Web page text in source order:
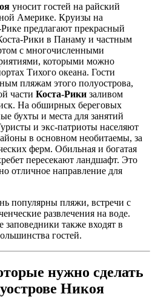
уносит гостей на райский
Америке. Круизы на
предлагают прекрасный
Рики в Панаму и частным
с многочисленными
которыми можно
Тихого океана. Гости
пляжам этого полуострова,
части Коста-Рики заливом
На обширных береговых
бухты и места для занятий
и экс-патриоты населяют
в основном необитаемы, за
ферм. Обильная и богатая
пересекают ландшафт. Это
отличное направление для
популярны пляжи, встречи с
развлечения на воде.
также входят в
гостей.
нужно сделать
Никоя